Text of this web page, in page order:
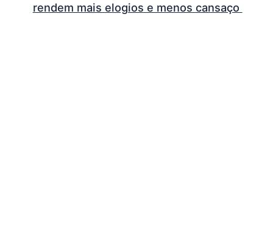
rendem mais elogios e menos cansaço